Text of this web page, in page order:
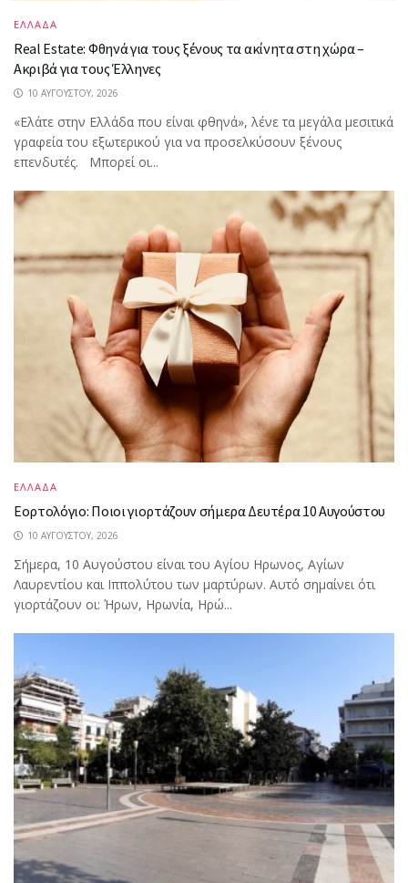
ΕΛΛΑΔΑ
Real Estate: Φθηνά για τους ξένους τα ακίνητα στη χώρα –
Ακριβά για τους Έλληνες
10 ΑΥΓΟΎΣΤΟΥ, 2026
«Ελάτε στην Ελλάδα που είναι φθηνά», λένε τα μεγάλα μεσιτικά
γραφεία του εξωτερικού για να προσελκύσουν ξένους
επενδυτές. Μπορεί οι...
ΕΛΛΑΔΑ
Εορτολόγιο: Ποιοι γιορτάζουν σήμερα Δευτέρα 10 Αυγούστου
10 ΑΥΓΟΎΣΤΟΥ, 2026
Σήμερα, 10 Αυγούστου είναι του Αγίου Ηρωνος, Αγίων
Λαυρεντίου και Ιππολύτου των μαρτύρων. Αυτό σημαίνει ότι
γιορτάζουν οι: Ήρων, Ηρωνία, Ηρώ...